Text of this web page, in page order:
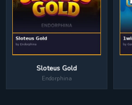
Sloteus Gold
Endorphina